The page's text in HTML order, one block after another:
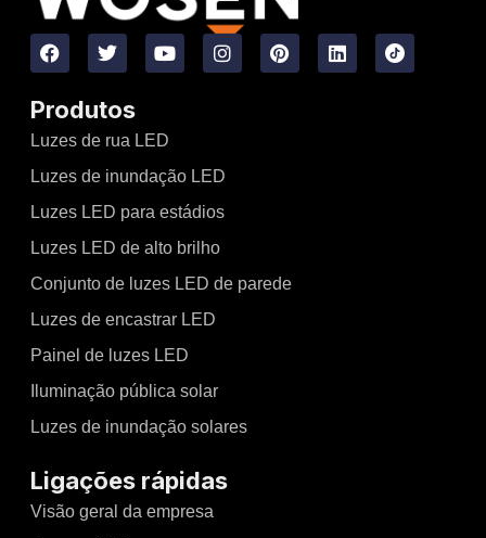
Produtos
Luzes de rua LED
Luzes de inundação LED
Luzes LED para estádios
Luzes LED de alto brilho
Conjunto de luzes LED de parede
Luzes de encastrar LED
Painel de luzes LED
Iluminação pública solar
Luzes de inundação solares
Ligações rápidas
Visão geral da empresa